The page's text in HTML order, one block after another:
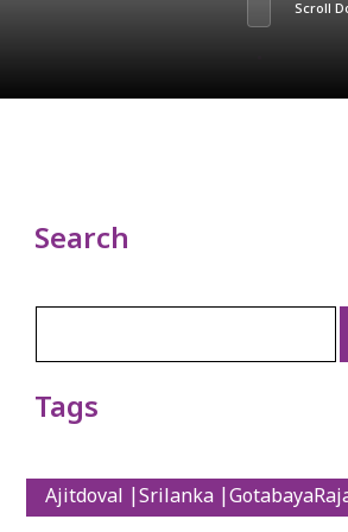
Scroll
Search
Tags
Ajitdoval |Srilanka